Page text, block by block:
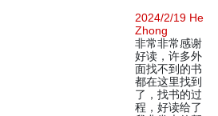
2024/2/19 He
Zhong
非常非常感谢
好读，许多外
面找不到的书
都在这里找到
了，找书的过
程，好读给了